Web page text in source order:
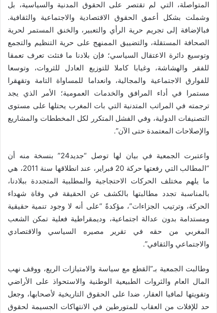
المتواصلة، التي لم تقتصر على الحقوق المدنية والسياسية، بل
وشملت بشكل أعمق الحقوق الاقتصادية والاجتماعية والثقافية.
فبالإضافة إلى تجريم حرية الرأي والتعبير، والخنق المستمر لحرية
الصحافة المستقلة، والتضييق الممنهج على حرية التنظيم والتجمع
وتوسيع دائرة الاعتقال السياسي؛ فإن بلادنا ما فتئت تعرف تعمقا
للفقر والهشاشة، وغيابا كاملا للتوزيع العادل للثروات، وتوسعا
للفوارق الاجتماعية والمجالية، وانعداما للمساواة التامة وتقهقرا
مستمرا في أداء المرافق والخدمات العمومية؛ الأمر الذي يجد
ترجمته في المراتب المتدنية التي بات المغرب يحتلها على مستوى
التصنيفات الدولية، وفي الفشل المتكرر لكل المخططات والمشاريع
والإصلاحات المعتمدة حتى الآن”.
واعتبرت الجمعية في بيان لها توصل “جديد24” بنسخة منه أن
“المطالب التي رفعتها حركة 20 فبراير، عند انطلاقها سنة 2011، هي
ما يلهم مختلف الحركات الاحتجاجية والمطلبية المتجددة ببلادنا،
بالمناسبة تجدد مطالبتها بالكشف عن الحقيقة في وفاة شهداء
الحركة، وترتيب الجزاءات”، مؤكدةً “على أنه لا وجود تنمية حقيقية
ومستدامة بدون عدالة اجتماعية، وديمقراطية فعلية تمكن الشعب
المغربي من حقه في تقرير مصيره السياسي والاقتصادي
والاجتماعي والثقافي”.
وطالبت الجمعية بـ”القطع مع سياسة والامتيازات الريع، ووقف نهب
المال العام والثروات الطبيعية الوطنية والاستحواذ على الأراضي
وتفويتها لمافيا العقار، ضدا على الحقوق التاريخية لأصحابها، وجعل
حد للإفلات من العقاب للمتورطين في الانتهاكات الجسيمة لحقوق